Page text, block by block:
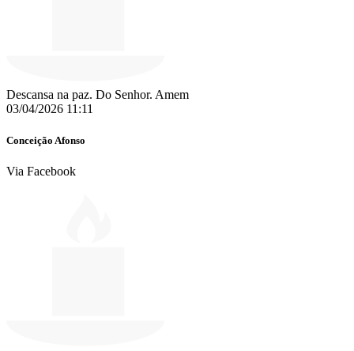
Descansa na paz. Do Senhor. Amem
03/04/2026 11:11
Conceição Afonso
Via Facebook